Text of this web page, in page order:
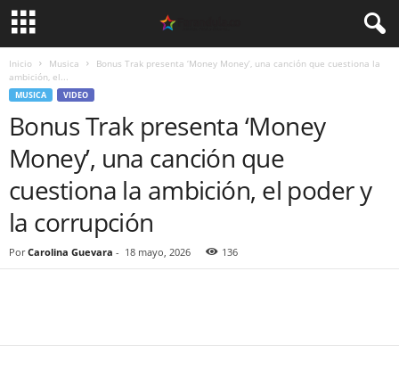
Inicio Musica
Bonus Trak presenta ‘Money Money’, una canción que cuestiona la
ambición, el...
MUSICA VIDEO
Bonus Trak presenta ‘Money
Money’, una canción que
cuestiona la ambición, el poder y
la corrupción
Por Carolina Guevara - 18 mayo, 2026 136